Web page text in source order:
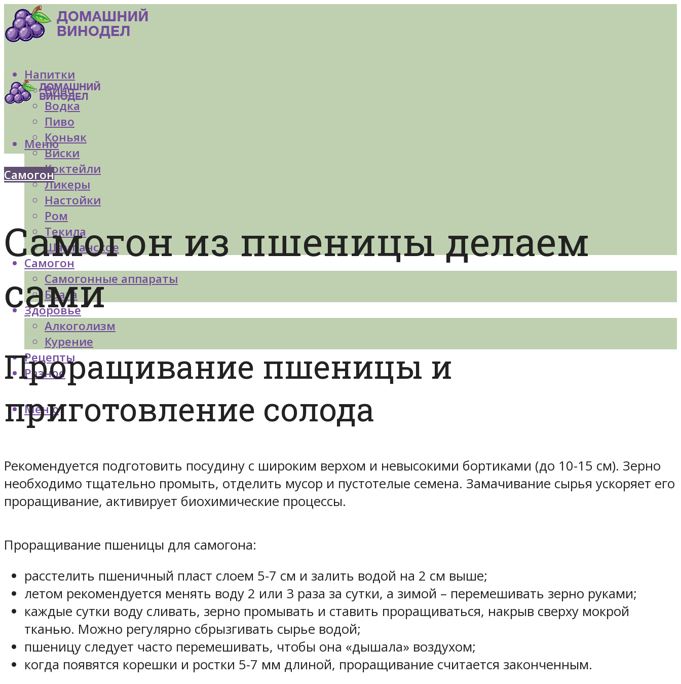
Напитки
Вино
Водка
Пиво
Коньяк
Виски
Коктейли
Ликеры
Настойки
Ром
Текила
Шампанское
Самогон
Самогонные аппараты
Брага
Здоровье
Алкоголизм
Курение
Рецепты
Разное
Меню
Меню
Самогон
Самогон из пшеницы делаем
сами
Проращивание пшеницы и
приготовление солода
Рекомендуется подготовить посудину с широким верхом и невысокими бортиками (до 10-15 см). Зерно
необходимо тщательно промыть, отделить мусор и пустотелые семена. Замачивание сырья ускоряет его
проращивание, активирует биохимические процессы.
Проращивание пшеницы для самогона:
расстелить пшеничный пласт слоем 5-7 см и залить водой на 2 см выше;
летом рекомендуется менять воду 2 или 3 раза за сутки, а зимой – перемешивать зерно руками;
каждые сутки воду сливать, зерно промывать и ставить проращиваться, накрыв сверху мокрой
тканью. Можно регулярно сбрызгивать сырье водой;
пшеницу следует часто перемешивать, чтобы она «дышала» воздухом;
когда появятся корешки и ростки 5-7 мм длиной, проращивание считается законченным.